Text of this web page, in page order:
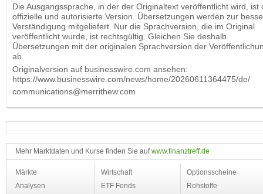
Die Ausgangssprache, in der der Originaltext veröffentlicht wird, ist
offizielle und autorisierte Version. Übersetzungen werden zur
Verständigung mitgeliefert. Nur die Sprachversion, die im Original
veröffentlicht wurde, ist rechtsgültig. Gleichen Sie deshalb
Übersetzungen mit der originalen Sprachversion der
ab.
Originalversion auf businesswire.com ansehen:
https://www.businesswire.com/news/home/20260611364475/de/
communications@merrithew.com
Mehr Marktdaten und Kurse finden Sie aufwww.finanztreff.de
Märkte
Analysen
Wirtschaft
ETF Fonds
Optionsscheine
Rohstoffe